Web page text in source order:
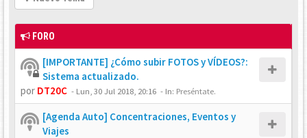
FORO
[IMPORTANTE] ¿Cómo subir FOTOS y VÍDEOS?:
Sistema actualizado.
por DT20C - Lun, 30 Jul 2018, 20:16 - In: Preséntate.
[Agenda Auto] Concentraciones, Eventos y
Viajes